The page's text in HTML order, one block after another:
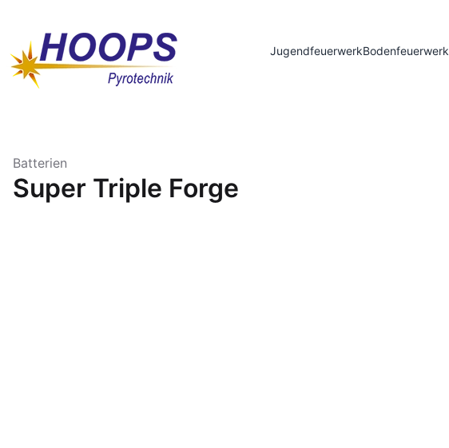
JugendfeuerwerkBodenfeuerwerk
Batterien
Super Triple Forge